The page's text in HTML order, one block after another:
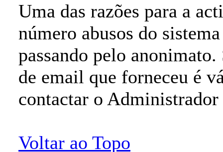
Uma das razões para a
número abusos do
passando pelo
de email que forneceu é
contactar o
Voltar ao Topo